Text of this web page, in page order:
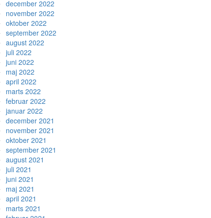
december 2022
november 2022
oktober 2022
september 2022
august 2022
juli 2022
juni 2022
maj 2022
april 2022
marts 2022
februar 2022
januar 2022
december 2021
november 2021
oktober 2021
september 2021
august 2021
juli 2021
juni 2021
maj 2021
april 2021
marts 2021